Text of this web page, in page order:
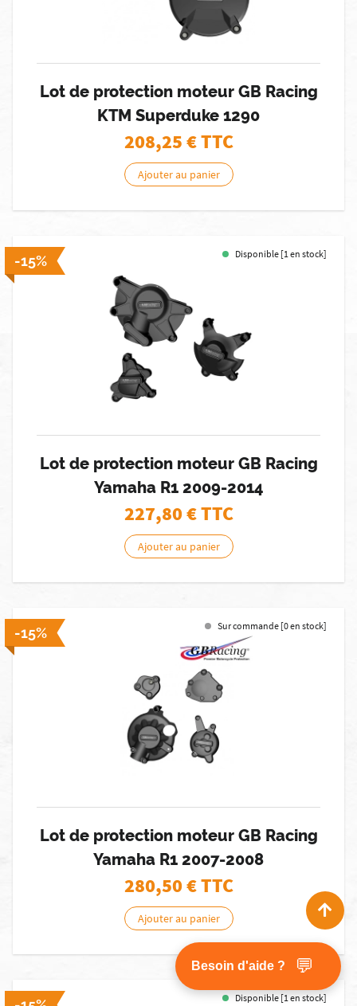
Lot de protection moteur GB Racing
KTM Superduke 1290
208,25€ TTC
Ajouter au panier
-15% Disponible [1 en stock]
Lot de protection moteur GB Racing
Yamaha R1 2009-2014
227,80€ TTC
Ajouter au panier
-15% Sur commande [0 en stock]
Lot de protection moteur GB Racing
Yamaha R1 2007-2008
280,50€ TTC
Ajouter au panier
Disponible [1 en stock]
Besoin d'aide ? 💬